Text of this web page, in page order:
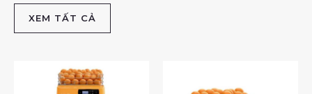
XEM TẤT CẢ